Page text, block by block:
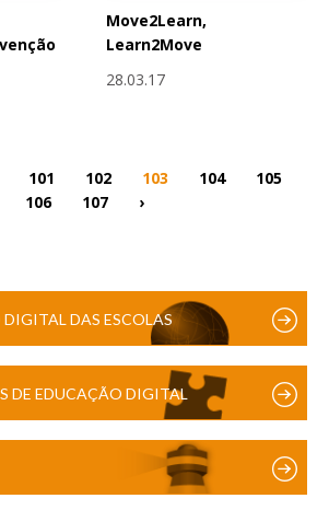
Move2Learn,
Learn2Move
28.03.17
101 102 103 104
105
106
107 ›
DAS ESCOLAS
DE EDUCAÇÃO DIGITAL